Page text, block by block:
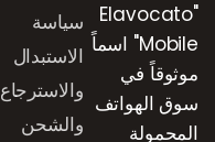
"Elavocato
Mobile" اسماً
موثوقاً في
سوق الهواتف
المحمولة
سياسة
الاستبدال
والاسترجاع
والشحن